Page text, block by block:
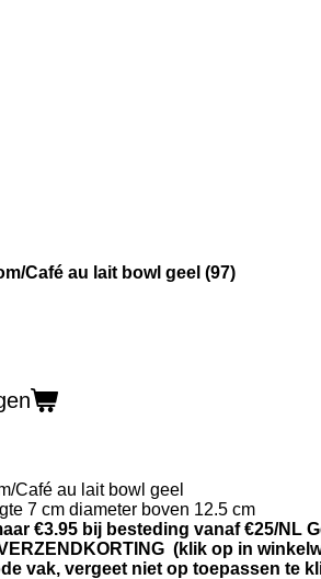
Café au lait bowl geel (97)
Café au lait bowl geel
7 cm diameter boven 12.5 cm
€3.95 bij besteding vanaf €25/NL
(klik op in
vak, vergeet niet op toepassen te